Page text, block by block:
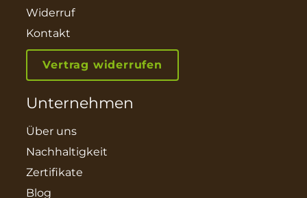
Widerruf
Kontakt
Vertrag widerrufen
Unternehmen
Über uns
Nachhaltigkeit
Zertifikate
Blog